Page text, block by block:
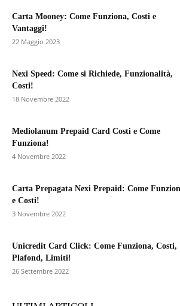
Carta Mooney: Come Funziona, Costi e
Vantaggi!
22 Maggio 2023
Nexi Speed: Come si Richiede, Funzionalità,
Costi!
18 Novembre 2022
Mediolanum Prepaid Card Costi e Come
Funziona!
4 Novembre 2022
Carta Prepagata Nexi Prepaid: Come
e Costi!
3 Novembre 2022
Unicredit Card Click: Come Funziona, Costi,
Plafond, Limiti!
26 Settembre 2022